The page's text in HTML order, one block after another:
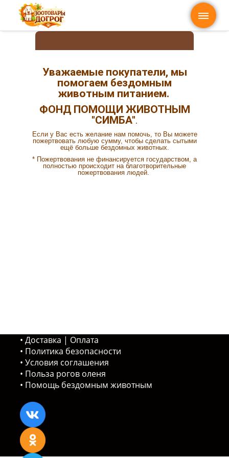
Уважаемые покупатели, мы
помогаем бездомным
животным питанием.
ФОНД ПОМОЩИ ЖИВОТНЫМ
"СИМБА".
Если у Вас есть желание нам помочь, то Вы можете
пожертвовать любую сумму, чтобы сделать сытыми
ещё больше бездомных животных.
* Пожертвования не финансируется государством, а
полностью происходит на благотворительные
пожертвования людей.
Доставка | Оплата
Политика безопасности
Условия соглашения
Польза рогов оленя
Помощь бездомным животным